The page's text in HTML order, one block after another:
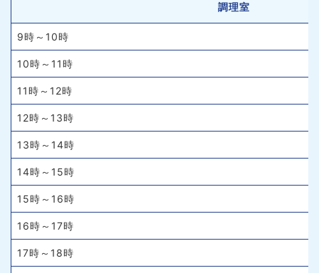
調理室
9時～10時
10時～11時
11時～12時
12時～13時
13時～14時
14時～15時
15時～16時
16時～17時
17時～18時